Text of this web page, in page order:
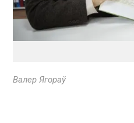
Валер Ягораў